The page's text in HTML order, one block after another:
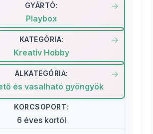
GYÁRTÓ:
Playbox
KATEGÓRIA:
Kreatív Hobby
ALKATEGÓRIA:
és vasalható gyöngyök
KORCSOPORT:
6 éves kortól